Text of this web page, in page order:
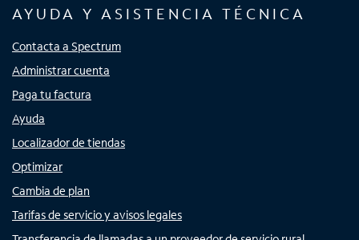
AYUDA Y ASISTENCIA TÉCNICA
Contacta a Spectrum
Administrar cuenta
Paga tu factura
Ayuda
Localizador de tiendas
Optimizar
Cambia de plan
Tarifas de servicio y avisos legales